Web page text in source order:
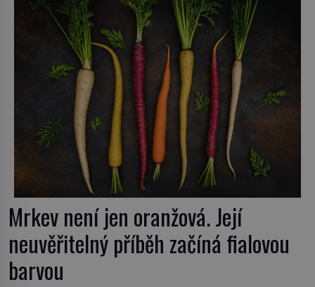
od poloviny 19. století, ovšem jako Češi […]
Mrkev není jen oranžová. Její
neuvěřitelný příběh začíná fialovou
barvou